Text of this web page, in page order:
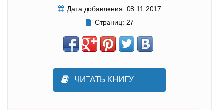
Дата добавления: 08.11.2017
Страниц: 27
ЧИТАТЬ КНИГУ